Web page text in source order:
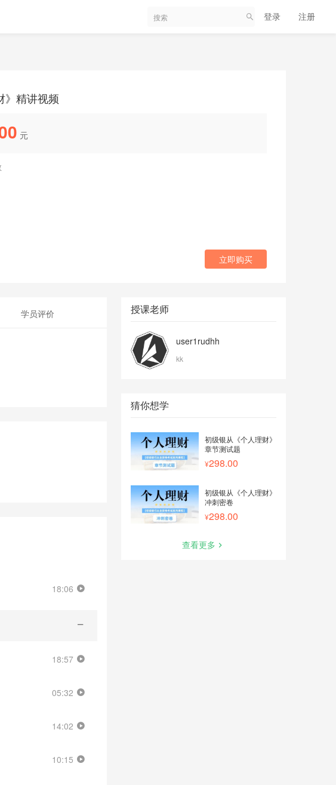
登录 注册
》精讲视频
元
立即购买
学员评价
18:06
18:57
05:32
14:02
10:15
授课老师
user1rudhh
kk
猜你想学
初级银从《个人理财》
章节测试题
298.00
初级银从《个人理财》
冲刺密卷
298.00
查看更多